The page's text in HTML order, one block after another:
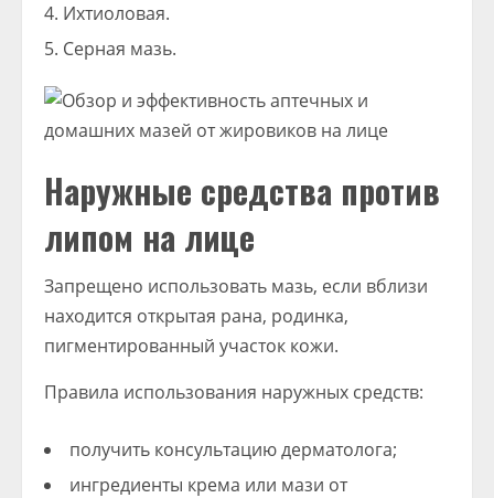
Ихтиоловая.
Серная мазь.
Наружные средства против
липом на лице
Запрещено использовать мазь, если вблизи
находится открытая рана, родинка,
пигментированный участок кожи.
Правила использования наружных средств:
получить консультацию дерматолога;
ингредиенты крема или мази от